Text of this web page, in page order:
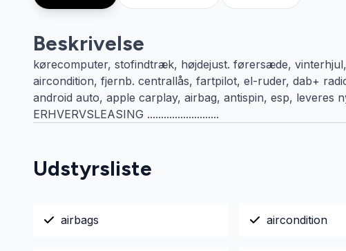
Beskrivelse
kørecomputer, stofindtræk, højdejust. førersæde,
aircondition, fjernb. centrallås, fartpilot, el-ruder, dab+
android auto, apple carplay, airbag, antispin, esp, leveres
ERHVERVSLEASING ..........................
Udstyrsliste
airbags aircondition